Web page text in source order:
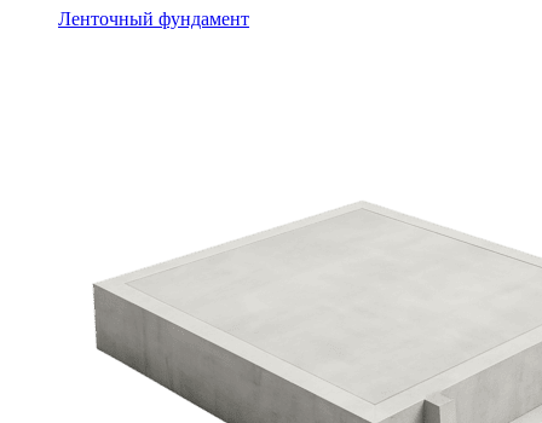
Ленточный фундамент